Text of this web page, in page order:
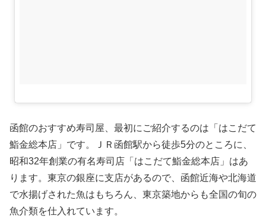
函館のおすすめ寿司屋、最初にご紹介するのは「はこだて
鮨金総本店」です。ＪＲ函館駅から徒歩5分のところに、
昭和32年創業の有名寿司店「はこだて鮨金総本店」はあ
ります。東京の銀座に支店があるので、函館近海や北海道
で水揚げされた魚はもちろん、東京築地からも全国の旬の
魚介類を仕入れています。